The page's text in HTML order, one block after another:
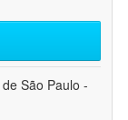
São Paulo -